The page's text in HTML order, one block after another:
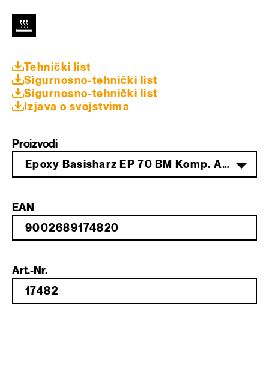
Tehnički list
Sigurnosno-tehnički list
Sigurnosno-tehnički list
Izjava o svojstvima
Proizvodi
Epoxy Basisharz EP 70 BM Komp. A 200 kg
EAN
Art.-Nr.